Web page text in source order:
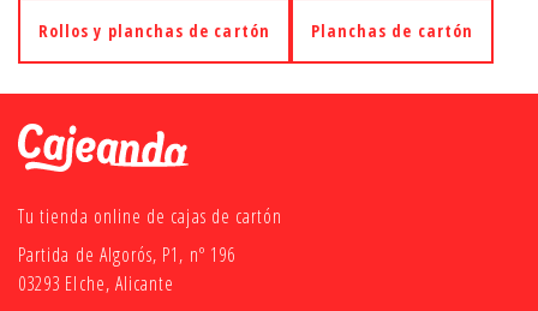
Rollos y planchas de cartón Planchas de cartón
Tu tienda online de cajas de cartón
Partida de Algorós, P1, nº 196
03293 Elche, Alicante